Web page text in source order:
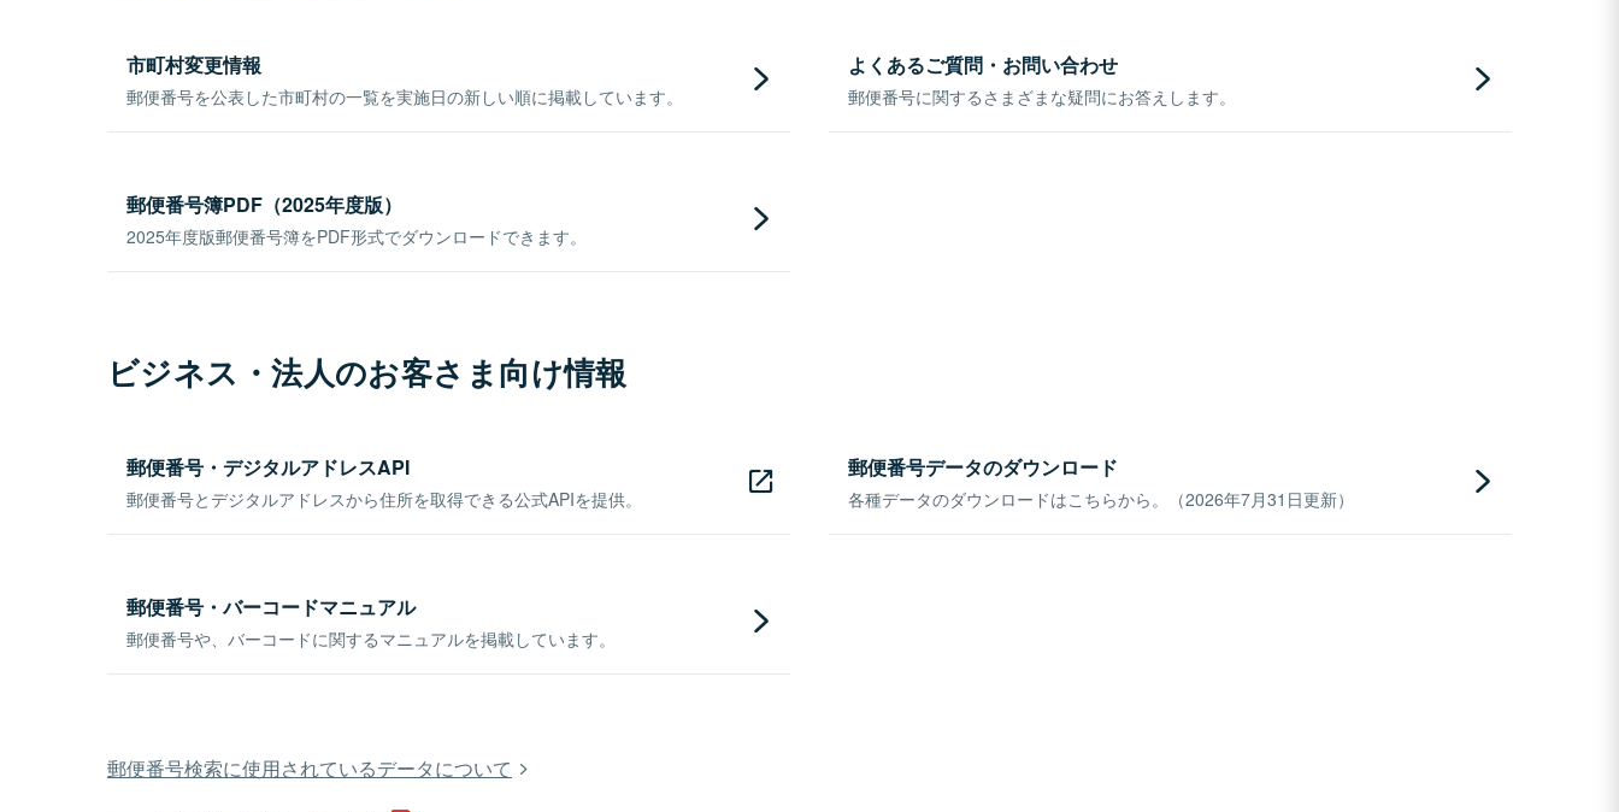
市町村変更情報
郵便番号を公表した市町村の一覧を実施日の新しい順に掲載しています。
よくあるご質問・お問い合わせ
郵便番号に関するさまざまな疑問にお答えします。
郵便番号簿PDF（2025年度版）
2025年度版郵便番号簿をPDF形式でダウンロードできます。
ビジネス・法人のお客さま向け情報
郵便番号・デジタルアドレスAPI
郵便番号とデジタルアドレスから住所を取得できる公式APIを提供。
郵便番号データのダウンロード
各種データのダウンロードはこちらから。（2026年7月31日更新）
郵便番号・バーコードマニュアル
郵便番号や、バーコードに関するマニュアルを掲載しています。
郵便番号検索に使用されているデータについて